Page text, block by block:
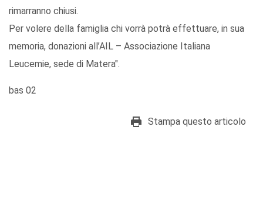
rimarranno chiusi.
Per volere della famiglia chi vorrà potrà effettuare, in sua
memoria, donazioni all’AIL – Associazione Italiana
Leucemie, sede di Matera".
bas 02
Stampa questo articolo